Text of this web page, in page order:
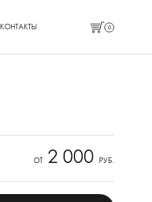
КОНТАКТЫ 0
ОТ2 000 РУБ.